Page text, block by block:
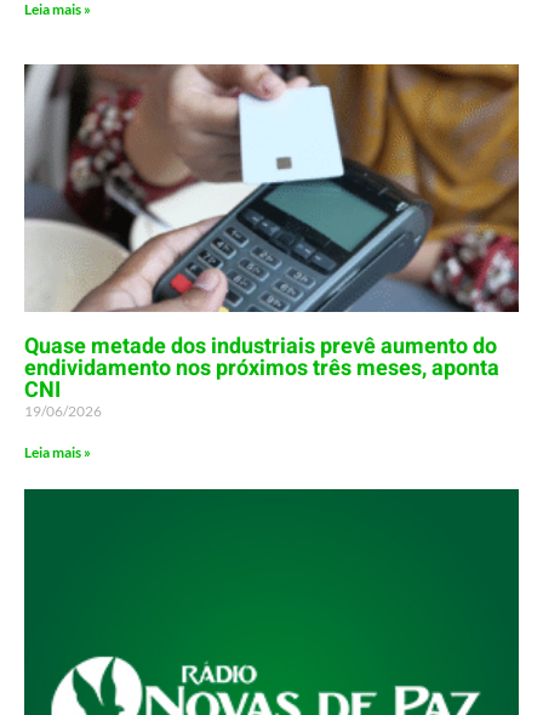
Leia mais »
Quase metade dos industriais prevê aumento do
endividamento nos próximos três meses, aponta
CNI
19/06/2026
Leia mais »